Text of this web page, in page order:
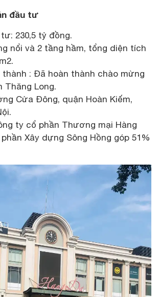
đầu tư
230,5 tỷ đồng.
nổi và 2 tầng hầm, tổng diện tích
: Đã hoàn thành chào mừng
Thăng Long.
Cửa Đông, quận Hoàn Kiếm,
ty cổ phần Thương mại Hàng
Xây dựng Sông Hồng góp 51%